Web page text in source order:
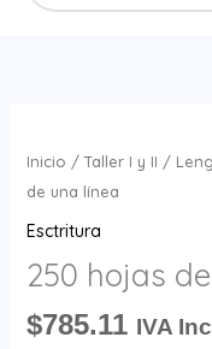
Inicio /Taller I y II /
de una línea
Esctritura
250 hojas
$785.11 IVA
hojas
de
una
cantidad